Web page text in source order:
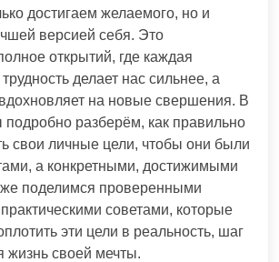
достигаем желаемого, но и
версией себя. Это
открытий, где каждая
делает нас сильнее, а
на новые свершения. В
подробно разберём, как правильно
свои личные цели, чтобы они были
а конкретными, достижимыми
поделимся проверенными
советами, которые
эти цели в реальность, шаг
жизнь своей мечты.